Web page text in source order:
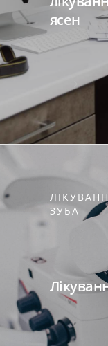
ясен
ЗУБА